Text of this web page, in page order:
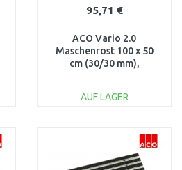
95,71 €
ACO Vario 2.0
Maschenrost 100 x 50
cm (30/30 mm),
AUF LAGER
Vergleichen